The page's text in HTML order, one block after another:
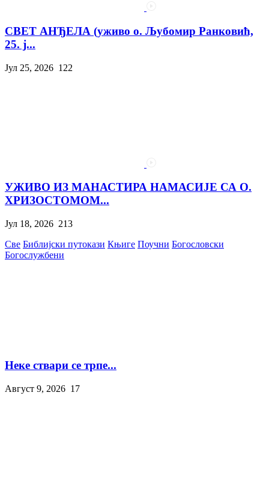
СВЕТ АНЂЕЛА (уживо о. Љубомир Ранковић,
25. ј...
Јул 25, 2026 122
УЖИВО ИЗ МАНАСТИРА НАМАСИЈЕ СА О.
ХРИЗОСТОМОМ...
Јул 18, 2026 213
Све Библијски путокази Књиге Поучни Богословски
Богослужбени
Неке ствари се трпе...
Август 9, 2026 17